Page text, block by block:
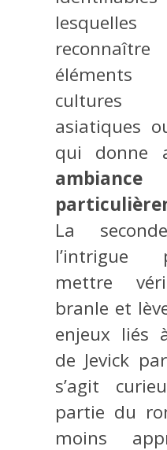
éléments
cultures
asiatiques
qui donne
La
l’intrigue
mettre
branle et
enjeux liés
de Jevick
s’agit
partie du
moins